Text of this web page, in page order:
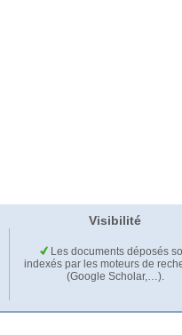
Visibilité
Les documents déposés
indexés par les moteurs de
(Google Scholar,…).